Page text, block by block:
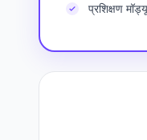
प्रशिक्षण